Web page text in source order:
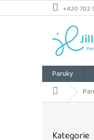
Přejít
na
+420 702
Paruky
Domů
P
kategorie
Kategorie